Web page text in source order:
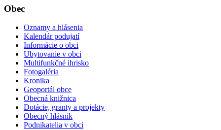
Obec
Oznamy a hlásenia
Kalendár podujatí
Informácie o obci
Ubytovanie v obci
Multifunkčné ihrisko
Fotogaléria
Kronika
Geoportál obce
Obecná knižnica
Dotácie, granty a projekty
Obecný hlásnik
Podnikatelia v obci